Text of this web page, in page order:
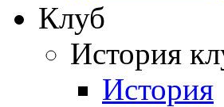
Клуб
История
История